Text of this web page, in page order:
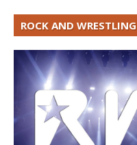
ROCK AND WRESTLING